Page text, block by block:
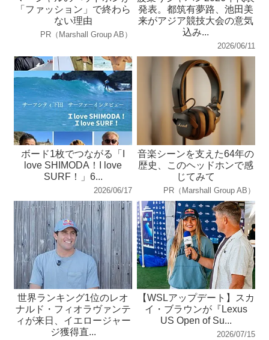
「ファッション」で終わら
ない理由
PR（Marshall Group AB）
発表。都筑有夢路、池田美
来がアジア競技大会の意気
込み...
2026/06/11
ボード1枚でつながる「I
love SHIMODA！I love
SURF！」6...
2026/06/17
音楽シーンを支えた64年の
歴史、このヘッドホンで感
じてみて
PR（Marshall Group AB）
世界ランキング1位のレオ
ナルド・フィオラヴァンテ
ィが来日、イエロージャー
ジ獲得直...
【WSLアップデート】スカ
イ・ブラウンが『Lexus
US Open of Su...
2026/07/15